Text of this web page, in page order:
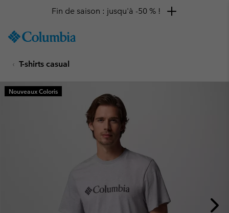
TO
SKIP
MAIN
NAV
Fin de saison : jusqu'à -50 % !
T-shirts casual
Nouveaux Coloris